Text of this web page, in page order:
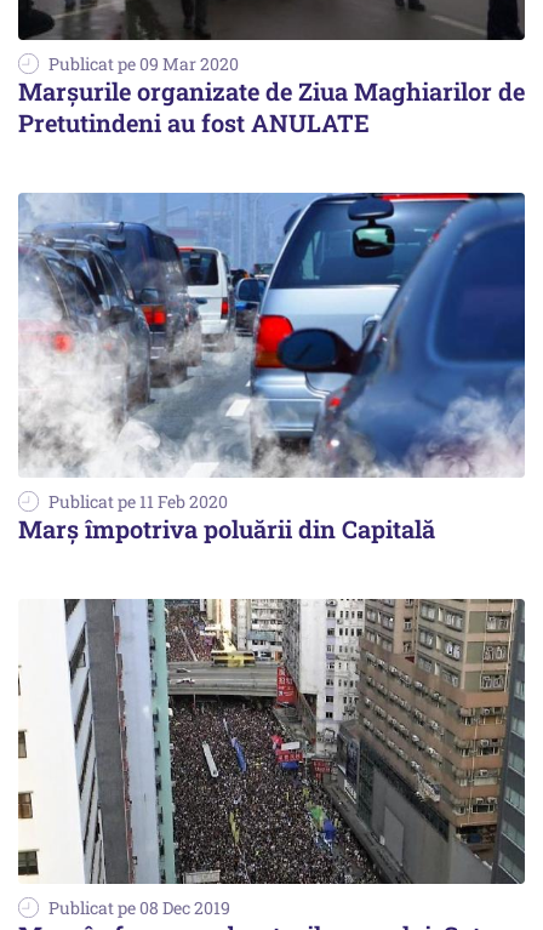
Publicat pe 09 Mar 2020
Marșurile organizate de Ziua Maghiarilor de
Pretutindeni au fost ANULATE
Publicat pe 11 Feb 2020
Marș împotriva poluării din Capitală
Publicat pe 08 Dec 2019